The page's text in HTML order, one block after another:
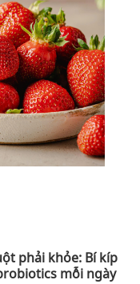
phải khỏe: Bí kíp
mỗi ngày